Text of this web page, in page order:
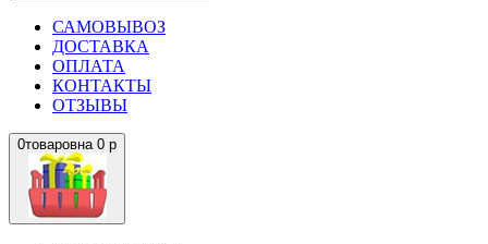
САМОВЫВОЗ
ДОСТАВКА
ОПЛАТА
КОНТАКТЫ
ОТЗЫВЫ
0товаровна 0 р